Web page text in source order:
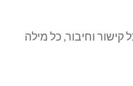
וחיבור, כל מילה